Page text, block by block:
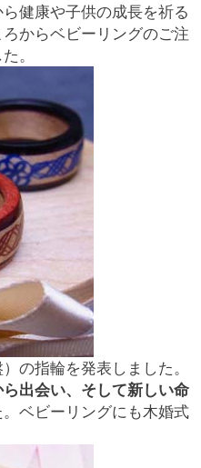
健康や子供の成長を祈る
からベビーリングのご注
。
）の指輪を発表しました。
ら出会い、そして新しい命
ベビーリングにも木婚式